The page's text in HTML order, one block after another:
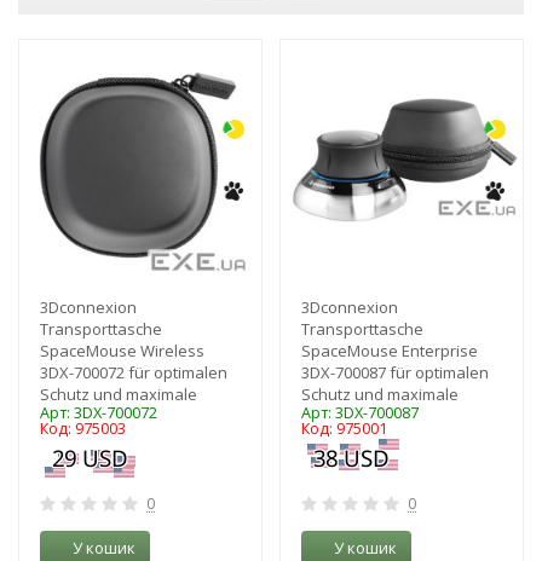
3Dconnexion
Transporttasche
SpaceMouse Wireless
3DX-700072 für optimalen
Schutz und maximale
Арт: 3DX-700072
Код: 975003
0
У кошик
3Dconnexion
Transporttasche
SpaceMouse Enterprise
3DX-700087 für optimalen
Schutz und maximale
Арт: 3DX-700087
Код: 975001
0
У кошик